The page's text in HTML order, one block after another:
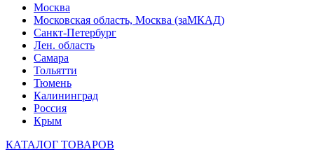
Москва
Московская область, Москва (заМКАД)
Санкт-Петербург
Лен. область
Самара
Тольятти
Тюмень
Калининград
Россия
Крым
КАТАЛОГ ТОВАРОВ